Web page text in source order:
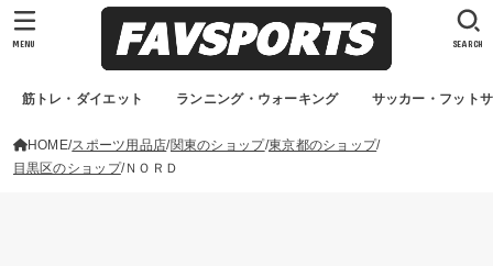
筋トレ・ダイエット ランニング・ウォーキング サッカー・フット
SEARCH
MENU
HOME スポーツ用品店 関東のショップ 東京都のショップ
目黒区のショップ ＮＯＲＤ